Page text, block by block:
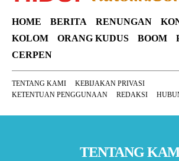
HOME BERITA RENUNGAN
KOLOM
ORANG KUDUS BOOM
CERPEN
TENTANG KAMI
KEBIJAKAN PRIVASI
KETENTUAN PENGGUNAAN
REDAKSI
TENTANG